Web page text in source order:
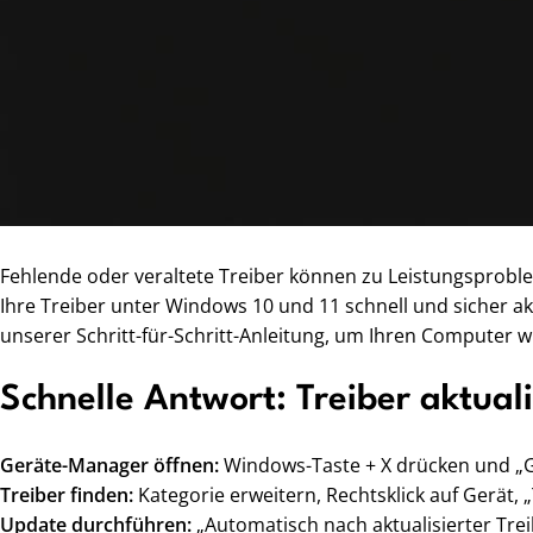
Fehlende oder veraltete Treiber können zu
Ihre Treiber unter Windows 10 und 11 schnell und sicher
unserer Schritt-für-Schritt-Anleitung, um Ihren Computer
Schnelle Antwort: Treiber
Geräte-Manager öffnen:Windows-Taste + X drücken und
Treiber finden: Kategorie erweitern, Rechtsklick auf Gerät,
Update durchführen: „Automatisch nach aktualisierter